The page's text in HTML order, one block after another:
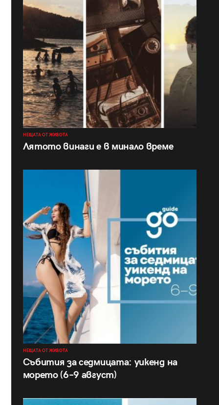
НЕЩАТА ОТ ЖИВОТА
Лятото винаги е в минало време
НЕЩАТА ОТ ЖИВОТА
Събития за седмицата: уикенд на
морето (6–9 август)